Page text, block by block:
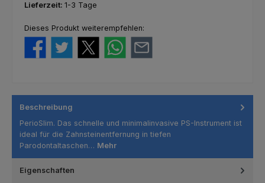
Lieferzeit: 1-3 Tage
Dieses Produkt weiterempfehlen:
Beschreibung
PerioSlim. Das schnelle und minimalinvasive PS-Instrument ist
ideal für die Zahnsteinentfernung in tiefen
Parodontaltaschen… Mehr
Eigenschaften